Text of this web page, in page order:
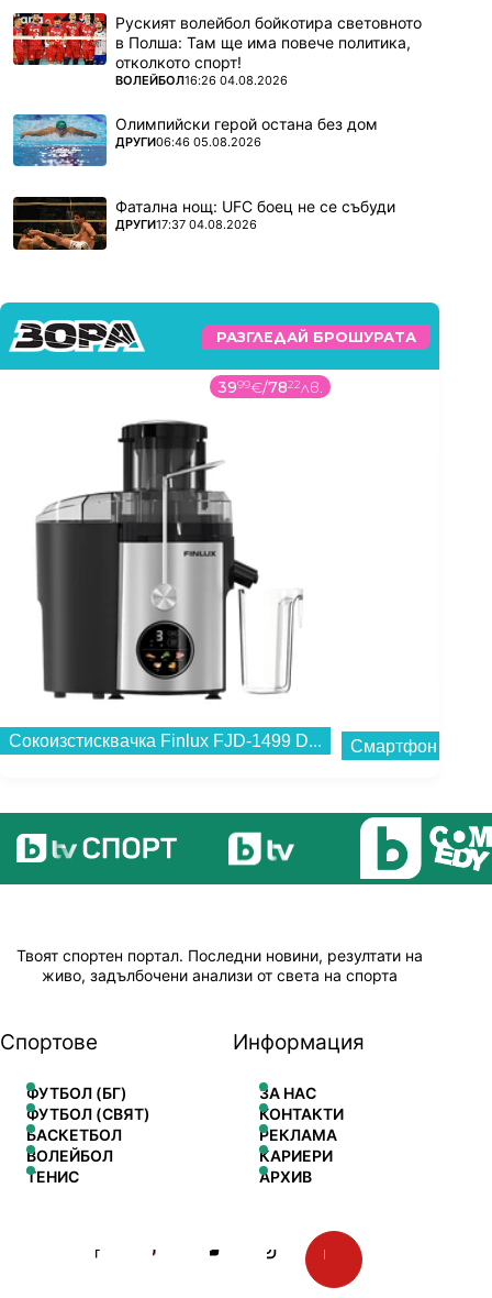
Руският волейбол бойкотира световното
в Полша: Там ще има повече политика,
отколкото спорт!
ПОВЕЧЕ ОТ
ВОЛЕЙБОЛ16:26 04.08.2026
Олимпийски герой остана без дом
ПОВЕЧЕ ОТ
ДРУГИ06:46 05.08.2026
Фатална нощ: UFC боец не се събуди
ПОВЕЧЕ ОТ
ДРУГИ17:37 04.08.2026
РАЗГЛЕДАЙ БРОШУРАТА
3999€/7822лв.
Сокоизстисквачка Finlux FJD-1499 D...
Твоят спортен портал. Последни новини, резултати на
живо, задълбочени анализи от света на спорта
Спортове
ФУТБОЛ (БГ)
ФУТБОЛ (СВЯТ)
БАСКЕТБОЛ
ВОЛЕЙБОЛ
ТЕНИС
Информация
ЗА НАС
КОНТАКТИ
РЕКЛАМА
КАРИЕРИ
АРХИВ